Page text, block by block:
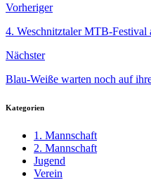
Vorheriger
4. Weschnitztaler MTB-Festival
Nächster
Blau-Weiße warten noch auf
Kategorien
1. Mannschaft
2. Mannschaft
Jugend
Verein